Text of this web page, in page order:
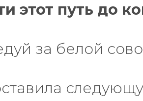
этот путь до
за белой